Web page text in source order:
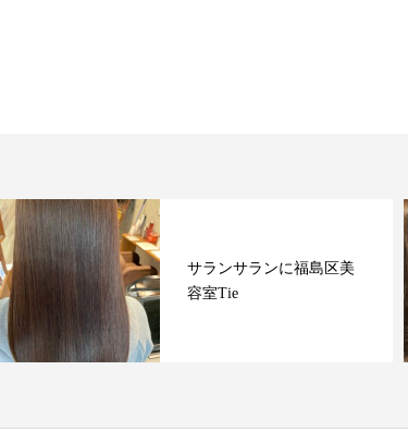
ヘアケアお任せくださ
い！